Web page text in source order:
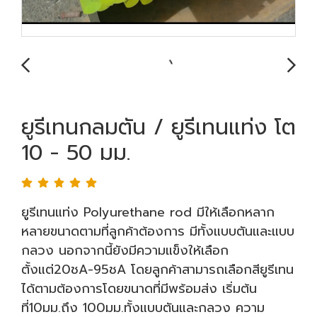
ยูรีเทนกลมตัน / ยูรีเทนแท่ง โต
10 - 50 มม.
ยูรีเทนแท่ง Polyurethane rod มีให้เลือกหลาก
หลายขนาดตามที่ลูกค้าต้องการ มีทั้งแบบตันและแบบ
กลวง นอกจากนี้ยังมีความแข็งให้เลือก
ตั้งแต่20ชA-95ชA โดยลูกค้าสามารถเลือกสียูรีเทน
ได้ตามต้องการโดยขนาดที่มีพร้อมส่ง เริ่มต้น
ที่10มม.ถึง 100มม.ทั้งแบบตันและกลวง ความ